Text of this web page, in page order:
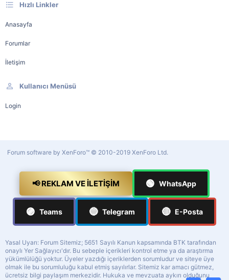
Hızlı Linkler
Anasayfa
Forumlar
İletişim
Kullanıcı Menüsü
Login
Forum software by XenForo™ © 2010-2019 XenForo Ltd.
📢 REKLAM VE İLETIŞIM 🟢 WhatsApp
🟣 Teams 🔵 Telegram 🔴 E-Posta
Yasal Uyarı: Forum Sitemiz; 5651 Sayılı Kanun kapsamında BTK tarafından
onaylı Yer Sağlayıcı'dır. Bu sebeple içerikleri kontrol etme ya da araştırma
yükümlülüğü yoktur. Üyeler yazdığı içeriklerden sorumludur ve siteye üye
olmak ile bu sorumluluğu kabul etmiş sayılırlar. Sitemiz kar amacı gütmez,
ücretsiz bilgi paylaşım merkezidir. Hukuka ve mevzuata aykırı olduğunu